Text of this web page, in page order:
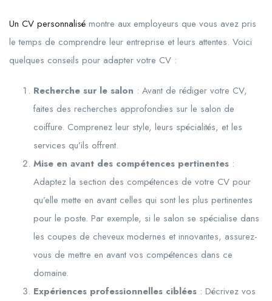
Un CV personnalisé montre aux employeurs que vous avez pris
le temps de comprendre leur entreprise et leurs attentes. Voici
quelques conseils pour adapter votre CV :
Recherche sur le salon : Avant de rédiger votre CV,
faites des recherches approfondies sur le salon de
coiffure. Comprenez leur style, leurs spécialités, et les
services qu’ils offrent.
Mise en avant des compétences pertinentes :
Adaptez la section des compétences de votre CV pour
qu’elle mette en avant celles qui sont les plus pertinentes
pour le poste. Par exemple, si le salon se spécialise dans
les coupes de cheveux modernes et innovantes, assurez-
vous de mettre en avant vos compétences dans ce
domaine.
Expériences professionnelles ciblées : Décrivez vos